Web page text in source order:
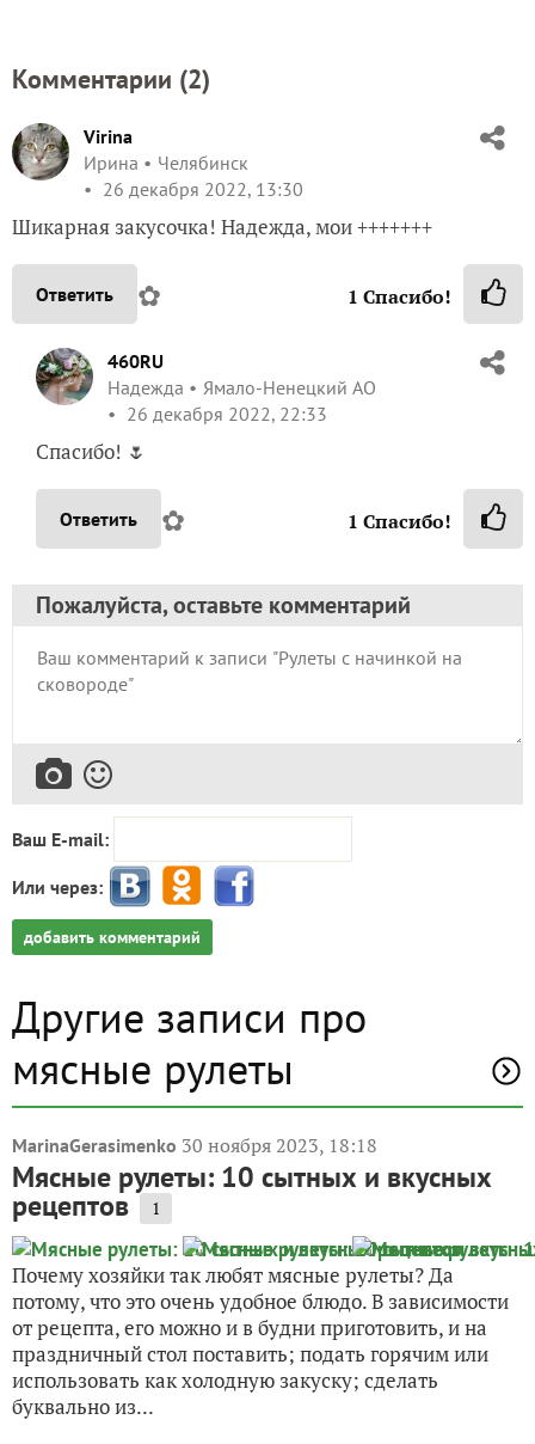
Комментарии (2)
Virina
Ирина
Челябинск
26 декабря 2022, 13:30
Шикарная закусочка! Надежда, мои +++++++
Ответить ✿ 1 Спасибо!
460RU
Надежда
Ямало-Ненецкий АО
26 декабря 2022, 22:33
Спасибо! 🌷
Ответить ✿ 1 Спасибо!
Пожалуйста, оставьте комментарий
Ваш E-mail:
Или через:
добавить комментарий
Другие записи про
мясные рулеты
MarinaGerasimenko 30 ноября 2023, 18:18
Мясные рулеты: 10 сытных и вкусных
рецептов 1
Почему хозяйки так любят мясные рулеты? Да
потому, что это очень удобное блюдо. В зависимости
от рецепта, его можно и в будни приготовить, и на
праздничный стол поставить; подать горячим или
использовать как холодную закуску; сделать
буквально из...